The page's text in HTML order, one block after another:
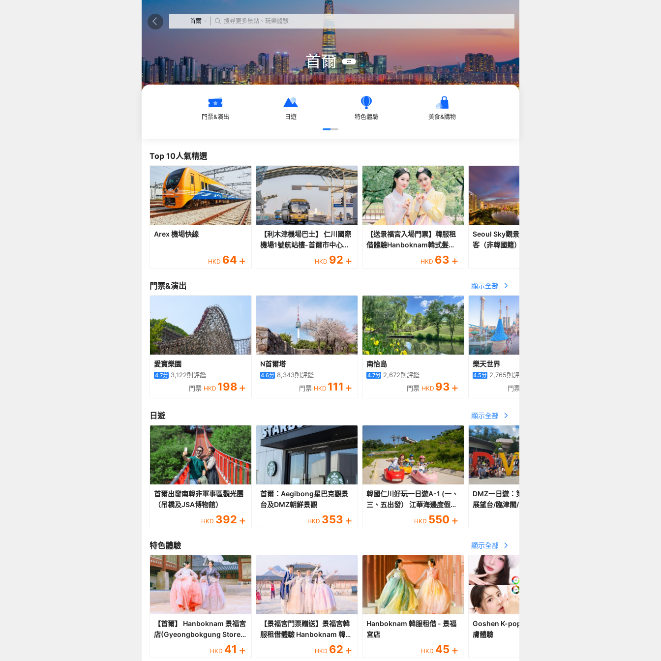
首爾 搜尋更多景點、玩樂體驗
首爾
門票&演出 日遊 特色體驗 美食&購物
Top 10人氣精選
Arex 機場快線
HKD 64 +
【利木津機場巴士】 仁川國際
機場1號航站樓-首爾市中心巴
HKD 92 +
【送景福宮入場門票】韓服租
借體驗Hanboknam韓式髮型
HKD 63 +
Seoul Sky觀景台門票所有旅
客（非韓國籍）
門票&演出 顯示全部
愛寶樂園
4.7分 3,122則評鑑
門票 HKD 198+
N首爾塔
4.6分 8,343則評鑑
門票 HKD 111 +
南怡島
4.7分 2,672則評鑑
門票 HKD 93+
樂天世界
4.5分 2,765則評鑑
門票
日遊 顯示全部
首爾出發南韓非軍事區觀光團
（吊橋及JSA博物館）
HKD 392 +
首爾：Aegibong星巴克觀景
台及DMZ朝鮮景觀
HKD 353 +
韓國仁川好玩一日遊A-1 (一、
三、五出發） 江華海邊度假村
斜坡滑車+永宗海邊鐵路自行
車+月尾島餵海鷗+松月洞童話
HKD 550 +
DMZ一日遊：第三隧道/都羅
展望台/臨津閣/含脫北者見面
特色體驗 顯示全部
【首爾】 Hanboknam 景福宮
店(Gyeongbokgung Store)
HKD 41 +
【景福宮門票贈送】景福宮韓
服租借體驗 Hanboknam 韓式
髮型設計【穿韓服免費入場景
HKD 62 +
Hanboknam 韓服租借 - 景福
宮店
HKD 45 +
Goshen K-pop 化妝&美髮&護
膚體驗